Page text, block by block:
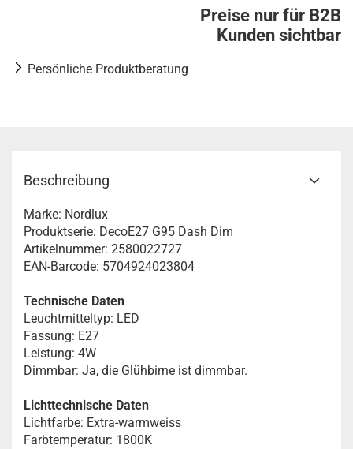
Preise nur für B2B
Kunden sichtbar
Persönliche Produktberatung
Beschreibung
Marke: Nordlux
Produktserie: DecoE27 G95 Dash Dim
Artikelnummer: 2580022727
EAN-Barcode: 5704924023804
Technische Daten
Leuchtmitteltyp: LED
Fassung: E27
Leistung: 4W
Dimmbar: Ja, die Glühbirne ist dimmbar.
Lichttechnische Daten
Lichtfarbe: Extra-warmweiss
Farbtemperatur: 1800K